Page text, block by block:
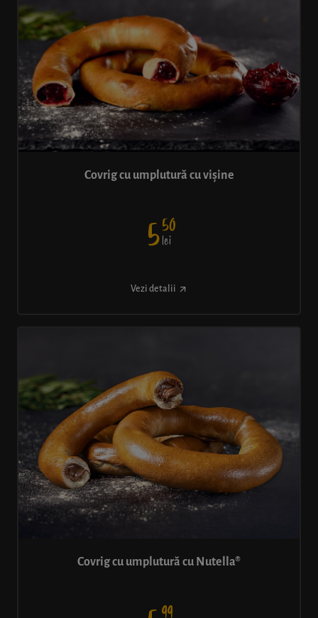
Covrig cu umplutură cu vișine
550
lei
Vezi detalii
Covrig cu umplutură cu Nutella®